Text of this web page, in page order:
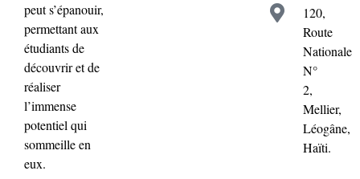
peut s’épanouir,
permettant aux
étudiants de
découvrir et de
réaliser
l’immense
potentiel qui
sommeille en
eux.
120,
Route
Nationale
N°
2,
Mellier,
Léogâne,
Haïti.